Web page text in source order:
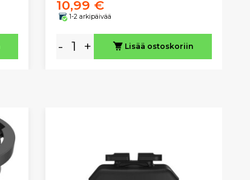
10,99 €
1-2 arkipäivää
- + Lisää ostoskoriin